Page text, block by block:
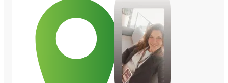
du savoir. Je suis systématiquement
apprécié car je suis souriante et volontaire.
J'ai de bonnes manières et du respect. Je
suis également pédagogue et bienveillante.
J'espère avoir le privilège d'être choisie
pour vivre à vos côtés. Au plaisir de faire
votre connaissance.